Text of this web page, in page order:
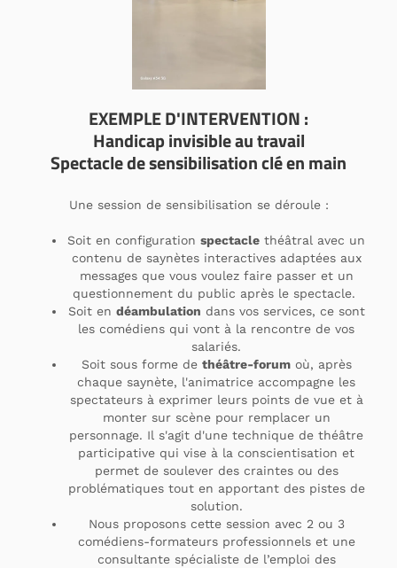
EXEMPLE D'INTERVENTION :
Handicap invisible au travail
Spectacle de sensibilisation clé en main
Une session de sensibilisation se déroule :
Soit en configuration spectacle théâtral avec un
contenu de saynètes interactives adaptées aux
messages que vous voulez faire passer et un
questionnement du public après le spectacle.
Soit en déambulation dans vos services, ce sont
les comédiens qui vont à la rencontre de vos
salariés.
Soit sous forme de théâtre-forumoù, après
chaque saynète, l'animatrice accompagne les
spectateurs à exprimer leurs points de vue et à
monter sur scène pour remplacer un
personnage. Il s'agit d'une technique de théâtre
participative qui vise à la conscientisation et
permet de soulever des craintes ou des
problématiques tout en apportant des pistes de
solution.
Nous proposons cette session avec 2 ou 3
comédiens-formateurs professionnels et une
consultante spécialiste de l’emploi des